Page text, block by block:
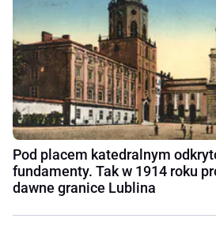
Pod placem katedralnym
fundamenty. Tak w 1914 roku
dawne granice Lublina